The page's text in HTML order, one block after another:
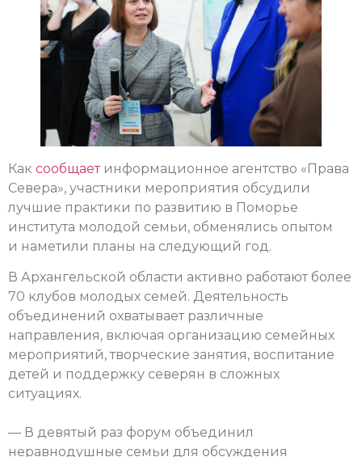
Как сообщаетинформационное агентство «Права
Севера», участники мероприятия обсудили
лучшие практики по развитию в Поморье
института молодой семьи, обменялись опытом
и наметили планы на следующий год.
В Архангельской области активно работают более
70 клубов молодых семей. Деятельность
объединений охватывает различные
направления, включая организацию семейных
мероприятий, творческие занятия, воспитание
детей и поддержку северян в сложных
ситуациях.
— В девятый раз форум объединил
неравнодушные семьи для обсуждения